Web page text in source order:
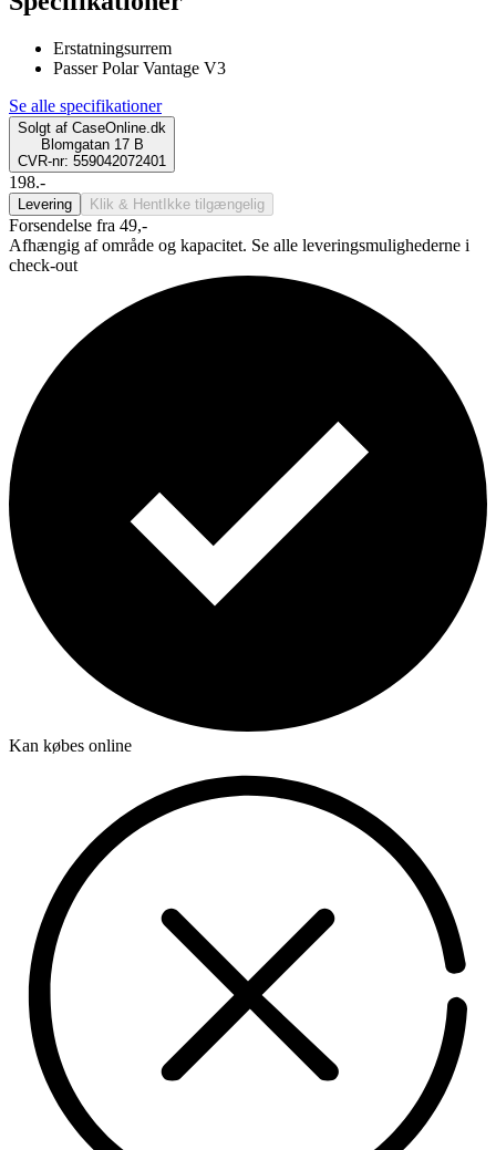
Erstatningsurrem
Passer Polar Vantage V3
Se alle specifikationer
Solgt af CaseOnline.dk
Blomgatan 17 B
CVR-nr: 559042072401
198.-
Levering Klik & Hent Ikke tilgængelig
Forsendelse fra 49,-
Afhængig af område og kapacitet. Se alle leveringsmulighederne i
check-out
Kan købes online